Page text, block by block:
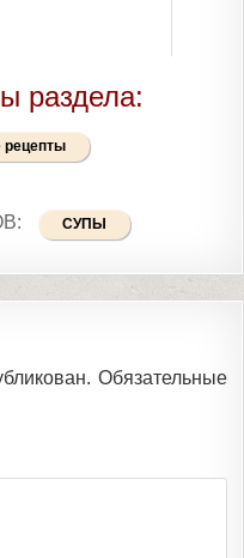
раздела:
рецепты
СУПЫ
Обязательные